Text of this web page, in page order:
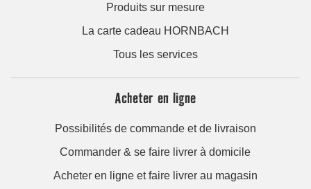
Produits sur mesure
La carte cadeau HORNBACH
Tous les services
Acheter en ligne
Possibilités de commande et de livraison
Commander & se faire livrer à domicile
Acheter en ligne et faire livrer au magasin